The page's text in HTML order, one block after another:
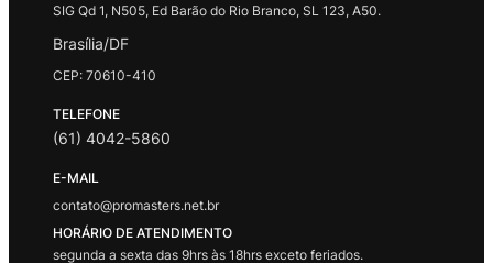
SIG Qd 1, N505, Ed Barão do Rio Branco, SL 123, A50.
Brasília/DF
CEP: 70610-410
TELEFONE
(61) 4042-5860
E-MAIL
contato@promasters.net.br
HORÁRIO DE ATENDIMENTO
segunda a sexta das 9hrs às 18hrs exceto feriados.